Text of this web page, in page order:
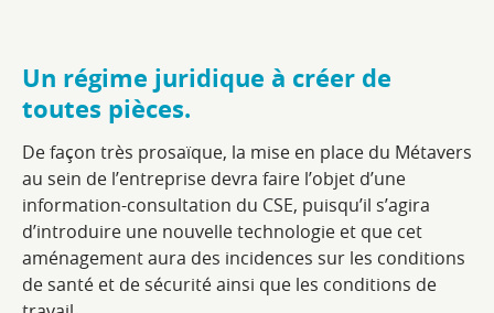
Un régime juridique à créer de
toutes pièces.
De façon très prosaïque, la mise en place du Métavers
au sein de l’entreprise devra faire l’objet d’une
information-consultation du CSE, puisqu’il s’agira
d’introduire une nouvelle technologie et que cet
aménagement aura des incidences sur les conditions
de santé et de sécurité ainsi que les conditions de